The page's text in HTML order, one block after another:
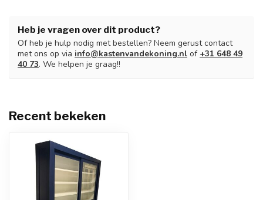
Heb je vragen over dit product?
Of heb je hulp nodig met bestellen? Neem gerust contact
met ons op via info@kastenvandekoning.nl of +31 648 49
40 73. We helpen je graag!!
Recent bekeken